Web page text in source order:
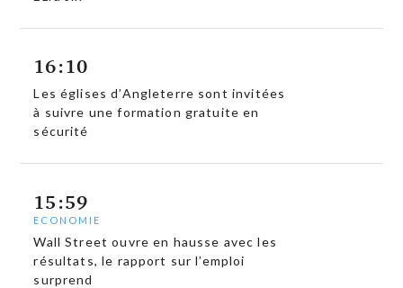
16:10
Les églises d’Angleterre sont invitées
à suivre une formation gratuite en
sécurité
15:59
ECONOMIE
Wall Street ouvre en hausse avec les
résultats, le rapport sur l’emploi
surprend